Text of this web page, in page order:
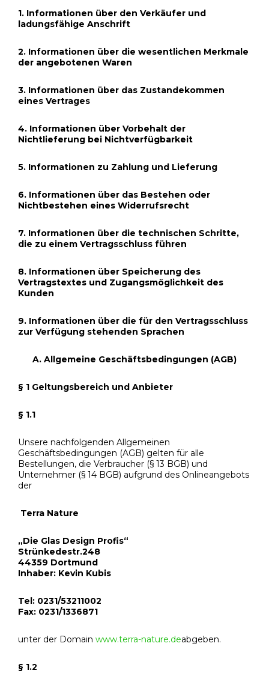
1. Informationen über den Verkäufer und
ladungsfähige Anschrift
2. Informationen über die wesentlichen Merkmale
der angebotenen Waren
3. Informationen über das Zustandekommen
eines Vertrages
4. Informationen über Vorbehalt der
Nichtlieferung bei Nichtverfügbarkeit
5. Informationen zu Zahlung und Lieferung
6. Informationen über das Bestehen oder
Nichtbestehen eines Widerrufsrecht
7. Informationen über die technischen Schritte,
die zu einem Vertragsschluss führen
8. Informationen über Speicherung des
Vertragstextes und Zugangsmöglichkeit des
Kunden
9. Informationen über die für den Vertragsschluss
zur Verfügung stehenden Sprachen
A. Allgemeine Geschäftsbedingungen (AGB)
§ 1 Geltungsbereich und Anbieter
§ 1.1
Unsere nachfolgenden Allgemeinen
Geschäftsbedingungen (AGB) gelten für alle
Bestellungen, die Verbraucher (§ 13 BGB) und
Unternehmer (§ 14 BGB) aufgrund des Onlineangebots
der
Terra Nature
„Die Glas Design Profis“
Strünkedestr.248
44359 Dortmund
Inhaber: Kevin Kubis
Tel: 0231/53211002
Fax: 0231/1336871
unter der Domain www.terra-nature.deabgeben.
§ 1.2